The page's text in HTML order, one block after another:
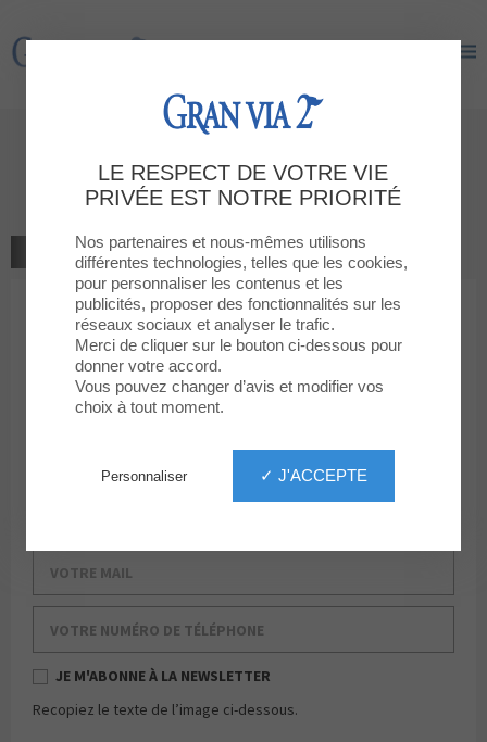
Gran Via 2
TAILOR & CO
ALLER À LA BOUTIQUE
Votre note 5
4
3
2
Votre message
JE M'ABONNE À LA NEWSLETTER
Recopiez le texte de l’image ci-dessous.
LE RESPECT DE VOTRE VIE
PRIVÉE EST NOTRE PRIORITÉ
Nos partenaires et nous-mêmes utilisons
différentes technologies, telles que les cookies,
pour personnaliser les contenus et les
publicités, proposer des fonctionnalités sur les
réseaux sociaux et analyser le trafic.
Merci de cliquer sur le bouton ci-dessous pour
donner votre accord.
Vous pouvez changer d’avis et modifier vos
choix à tout moment.
✓ J'ACCEPTE
Personnaliser